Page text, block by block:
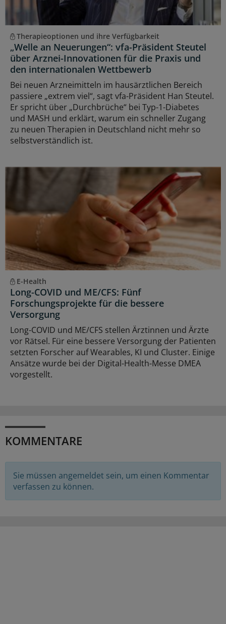
Therapieoptionen und ihre Verfügbarkeit
„Welle an Neuerungen“: vfa-Präsident Steutel
über Arznei-Innovationen für die Praxis und
den internationalen Wettbewerb
Bei neuen Arzneimitteln im hausärztlichen Bereich
passiere „extrem viel“, sagt vfa-Präsident Han Steutel.
Er spricht über „Durchbrüche“ bei Typ-1-Diabetes
und MASH und erklärt, warum ein schneller Zugang
zu neuen Therapien in Deutschland nicht mehr so
selbstverständlich ist.
E-Health
Long-COVID und ME/CFS: Fünf
Forschungsprojekte für die bessere
Versorgung
Long-COVID und ME/CFS stellen Ärztinnen und Ärzte
vor Rätsel. Für eine bessere Versorgung der Patienten
setzten Forscher auf Wearables, KI und Cluster. Einige
Ansätze wurde bei der Digital-Health-Messe DMEA
vorgestellt.
KOMMENTARE
Sie müssen angemeldet sein, um einen Kommentar
verfassen zu können.